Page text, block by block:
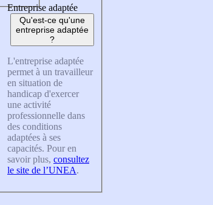
Entreprise adaptée
Qu'est-ce qu'une
entreprise adaptée
?
L'entreprise adaptée
permet à un travailleur
en situation de
handicap d'exercer
une activité
professionnelle dans
des conditions
adaptées à ses
capacités. Pour en
savoir plus, consultez
le site de l’UNEA.